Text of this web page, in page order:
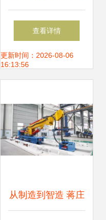
制造 科泰聚氨酯机
械设备与数控机床
查看详情
更新时间：2026-08-06
16:13:56
从制造到智造 蒋庄